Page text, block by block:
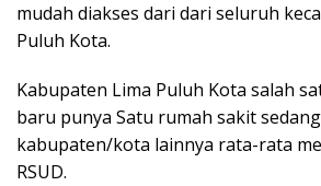
mudah diakses dari dari seluruh
Puluh Kota.
Kabupaten Lima Puluh Kota salah
baru punya Satu rumah sakit
kabupaten/kota lainnya rata-rata
RSUD.